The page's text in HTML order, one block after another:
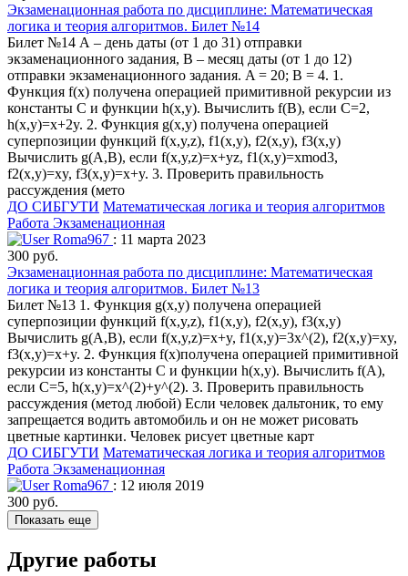
Экзаменационная работа по дисциплине: Математическая
логика и теория алгоритмов. Билет №14
Билет №14 А – день даты (от 1 до 31) отправки
экзаменационного задания, В – месяц даты (от 1 до 12)
отправки экзаменационного задания. A = 20; B = 4. 1.
Функция f(x) получена операцией примитивной рекурсии из
константы C и функции h(x,y). Вычислить f(B), если C=2,
h(x,y)=x+2y. 2. Функция g(x,y) получена операцией
суперпозиции функций f(x,y,z), f1(x,y), f2(x,y), f3(x,y)
Вычислить g(A,B), если f(x,y,z)=x+yz, f1(x,y)=xmod3,
f2(x,y)=xy, f3(x,y)=x+y. 3. Проверить правильность
рассуждения (мето
ДО СИБГУТИ Математическая логика и теория алгоритмов
Работа Экзаменационная
Roma967 : 11 марта 2023
300 руб.
Экзаменационная работа по дисциплине: Математическая
логика и теория алгоритмов. Билет №13
Билет №13 1. Функция g(x,y) получена операцией
суперпозиции функций f(x,y,z), f1(x,y), f2(x,y), f3(x,y)
Вычислить g(A,B), если f(x,y,z)=x+y, f1(x,y)=3x^(2), f2(x,y)=xy,
f3(x,y)=x+y. 2. Функция f(x)получена операцией примитивной
рекурсии из константы C и функции h(x,y). Вычислить f(A),
если C=5, h(x,y)=x^(2)+y^(2). 3. Проверить правильность
рассуждения (метод любой) Если человек дальтоник, то ему
запрещается водить автомобиль и он не может рисовать
цветные картинки. Человек рисует цветные карт
ДО СИБГУТИ Математическая логика и теория алгоритмов
Работа Экзаменационная
Roma967 : 12 июля 2019
300 руб.
Показать еще
Другие работы